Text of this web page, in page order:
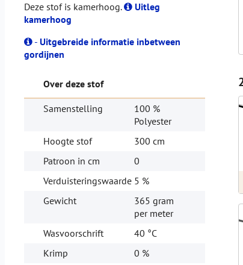
Deze stof is kamerhoog.
Uitleg
kamerhoog
- Uitgebreide informatie inbetween
gordijnen
Over deze stof
Samenstelling
100 %
Polyester
Hoogte stof
300 cm
Patroon in cm
0
Verduisteringswaarde 5 %
Gewicht
365 gram
per meter
Wasvoorschrift
40 °C
Krimp
0 %